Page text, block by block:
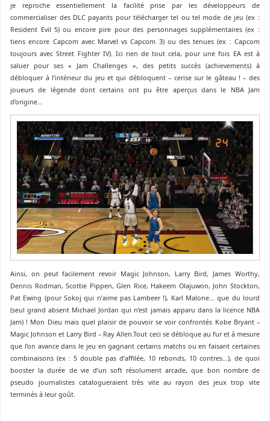
je reproche essentiellement la facilité prise par les développeurs de
commercialiser des DLC payants pour télécharger tel ou tel mode de jeu (ex :
Resident Evil 5) ou encore pire pour des personnages supplémentaires (ex :
tiens encore Capcom avec Marvel vs Capcom 3) ou des tenues (ex : Capcom
toujours avec Street Fighter IV). Ici rien de tout cela, pour une fois EA est à
saluer pour ses « Jam Challenges », des petits succès (achievements) à
débloquer à l’intérieur du jeu et qui débloquent – cerise sur le gâteau ! – des
joueurs de légende dont certains ont pu être aperçus dans le NBA Jam
d’origine…
Ainsi, on peut facilement revoir Magic Johnson, Larry Bird, James Worthy,
Dennis Rodman, Scottie Pippen, Glen Rice, Hakeem Olajuwon, John Stockton,
Pat Ewing (pour Sokoj qui n’aime pas Lambeer !), Karl Malone… que du lourd
(seul grand absent Michael Jordan qui n’est jamais apparu dans la licence NBA
Jam) ! Mon Dieu mais quel plaisir de pouvoir se voir confrontés Kobe Bryant –
Magic Johnson et Larry Bird – Ray Allen.Tout ceci se débloque au fur et à mesure
que l’on avance dans le jeu en gagnant certains matchs ou en faisant certaines
combinaisons (ex : 5 double pas d’affilée, 10 rebonds, 10 contres…), de quoi
booster la durée de vie d’un soft résolument arcade, que bon nombre de
pseudo journalistes catalogueraient très vite au rayon des jeux trop vite
terminés à leur goût.